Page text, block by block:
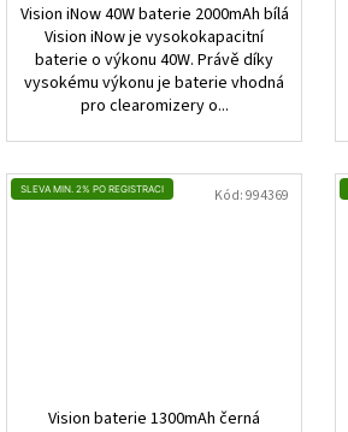
Vision iNow 40W baterie 2000mAh bílá
Vision iNow je vysokokapacitní
baterie o výkonu 40W. Právě díky
vysokému výkonu je baterie vhodná
pro clearomizery o...
SLEVA MIN. 2% PO REGISTRACI
Vision baterie 1300mAh černá
Kód:994369